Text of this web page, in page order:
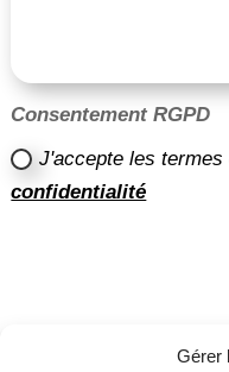
Gérer
Consentement RGPD
J'accepte les
confidentialité